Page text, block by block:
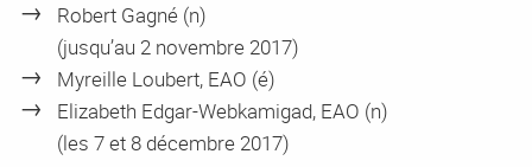
Robert Gagné (n)
(jusqu’au 2 novembre 2017)
Myreille Loubert, EAO (é)
Elizabeth Edgar-Webkamigad, EAO (n)
(les 7 et 8 décembre 2017)